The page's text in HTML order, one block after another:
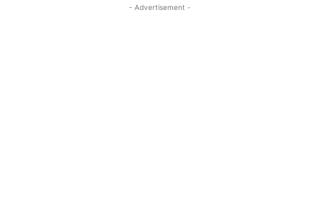
- Advertisement -